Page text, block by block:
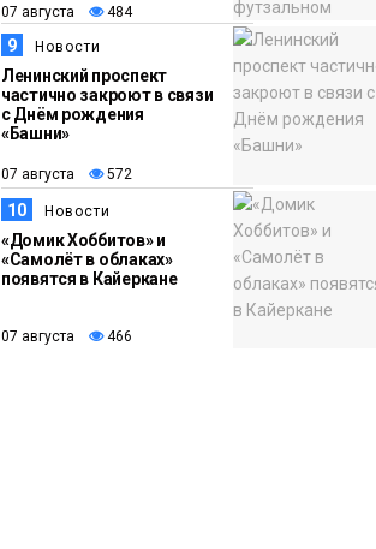
07 августа 484
9 Новости
Ленинский проспект
частично закроют в связи
с Днём рождения
«Башни»
07 августа 572
10 Новости
«Домик Хоббитов» и
«Самолёт в облаках»
появятся в Кайеркане
07 августа 466